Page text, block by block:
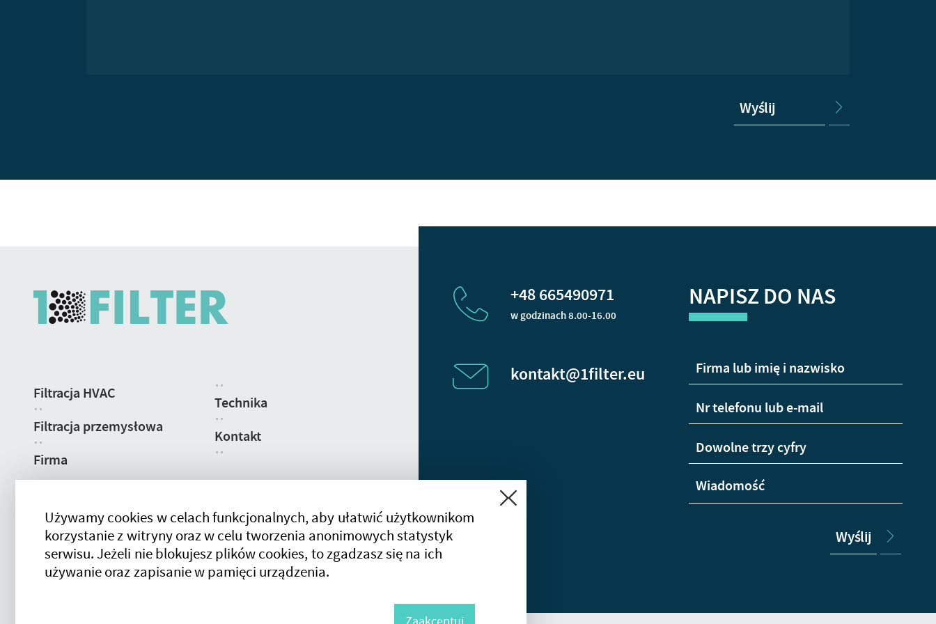
Wyślij
strony
Filtracja HVAC
Filtracja przemysłowa
Firma
Technika
Kontakt
+48 665490971
w godzinach 8.00-16.00
kontakt@1filter.eu
NAPISZ DO NAS
Wyślij
Używamy cookies w celach funkcjonalnych, aby ułatwić użytkownikom
korzystanie z witryny oraz w celu tworzenia anonimowych statystyk
serwisu. Jeżeli nie blokujesz plików cookies, to zgadzasz się na ich
używanie oraz zapisanie w pamięci urządzenia.